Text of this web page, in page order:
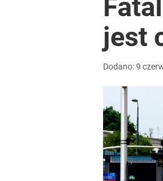
Wrze po roku
jest
Dodano:9